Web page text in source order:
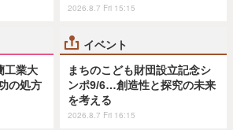
2026.8.7 Fri 15:15
工業大
の処方
イベント
まちのこども財団設立記念シ
ンポ9/6…創造性と探究の未来
を考える
2026.8.7 Fri 16:15